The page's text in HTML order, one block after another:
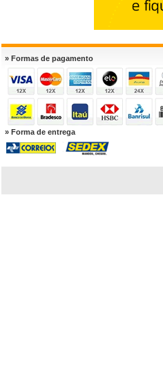
» Formas de pagamento
» Forma de entrega